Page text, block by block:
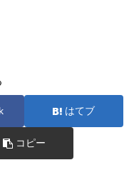
はてブ
コピー